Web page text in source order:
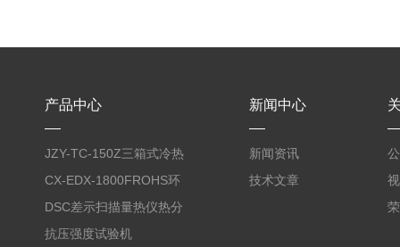
产品中心
JZY-TC-150Z三箱式冷热
冲击试验箱
CX-EDX-1800FROHS环
保仪
DSC差示扫描量热仪热分
析仪
抗压强度试验机
新闻中心
新闻资讯
技术文章